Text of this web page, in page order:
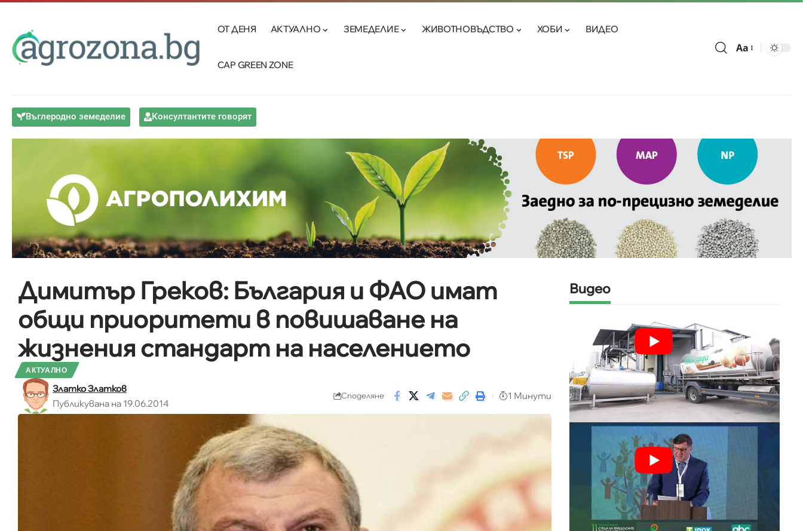
ОТ ДЕНЯ АКТУАЛНО ЗЕМЕДЕЛИЕ ЖИВОТНОВЪДСТВО ХОБИ ВИДЕО
CAP GREEN ZONE
Aa
Въглеродно земеделие Консултантите говорят
Димитър Греков: България и ФАО имат
общи приоритети в повишаване на
жизнения стандарт на населението
АКТУАЛНО
Златко Златков
Публикувана на 19.06.2014
Споделяне 1 Минути
Видео